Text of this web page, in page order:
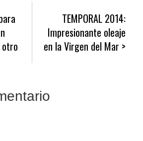
TEMPORAL 2014:
Impresionante oleaje
en la Virgen del Mar